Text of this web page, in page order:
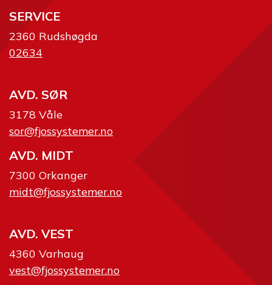
SERVICE
2360 Rudshøgda
02634
AVD. SØR
3178 Våle
sor@fjossystemer.no
AVD. MIDT
7300 Orkanger
midt@fjossystemer.no
AVD. VEST
4360 Varhaug
vest@fjossystemer.no